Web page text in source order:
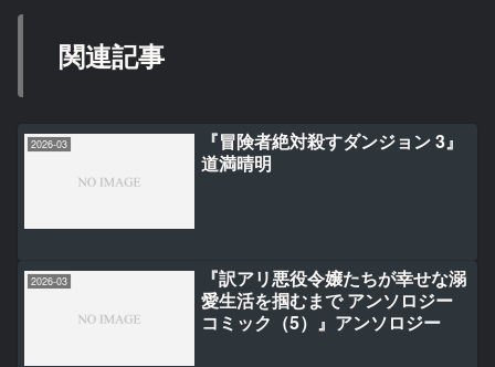
関連記事
2026-03
『冒険者絶対殺すダンジョン 3』
道満晴明
2026-03
『訳アリ悪役令嬢たちが幸せな溺
愛生活を掴むまで アンソロジー
コミック（5）』アンソロジー